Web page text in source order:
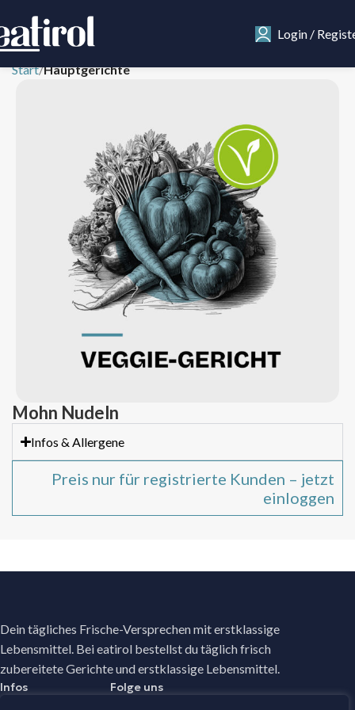
Login /
Start Hauptgerichte
Mohn Nudeln
Infos & Allergene
Preis nur für registrierte Kunden – jetzt
einloggen
Dein tägliches Frische-Versprechen mit erstklassige
Lebensmittel. Bei eatirol bestellst du täglich frisch
zubereitete Gerichte und erstklassige Lebensmittel.
Infos Folge uns